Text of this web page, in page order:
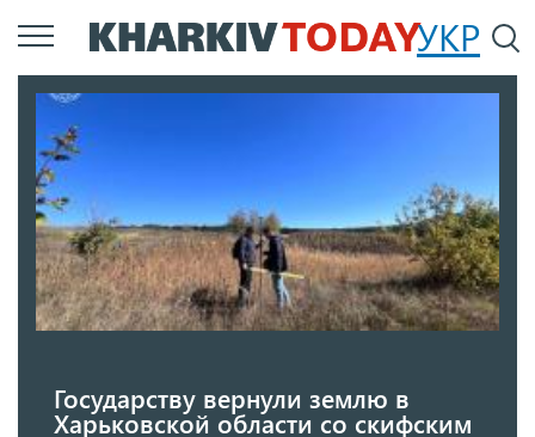
Перейти
к
УКР
Государству вернули землю в
Харьковской области со скифским